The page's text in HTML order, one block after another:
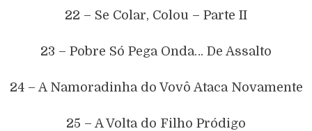
22 – Se Colar, Colou – Parte II
23 – Pobre Só Pega Onda… De Assalto
24 – A Namoradinha do Vovô Ataca Novamente
25 – A Volta do Filho Pródigo